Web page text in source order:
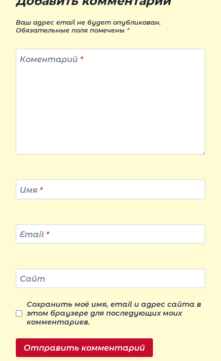
Ваш адрес email не будет опубликован.
Обязательные поля помечены *
Коментарий *
Имя *
Email *
Сайт
Сохранить моё имя, email и адрес сайта в
этом браузере для последующих моих
комментариев.